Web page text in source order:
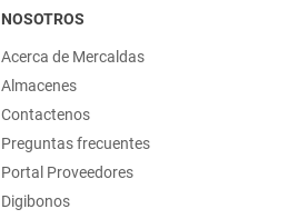
NOSOTROS
Acerca de Mercaldas
Almacenes
Contactenos
Preguntas frecuentes
Portal Proveedores
Digibonos